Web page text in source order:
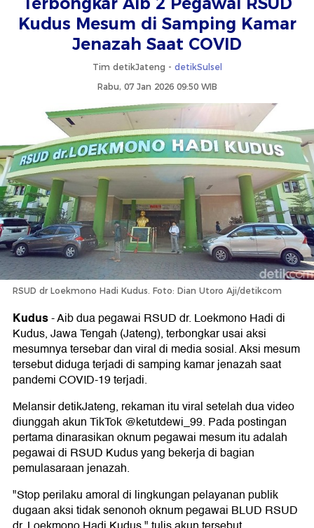
Kudus Mesum di Samping Kamar
Jenazah Saat COVID
Tim detikJateng - detikSulsel
Rabu, 07 Jan 2026 09:50 WIB
RSUD dr Loekmono Hadi Kudus. Foto: Dian Utoro Aji/detikcom
Kudus-Aib dua pegawai RSUD dr. Loekmono Hadi di
Kudus, Jawa Tengah (Jateng), terbongkar usai aksi
mesumnya tersebar dan viral di media sosial. Aksi mesum
tersebut diduga terjadi di samping kamar jenazah saat
pandemi COVID-19 terjadi.
Melansir detikJateng, rekaman itu viral setelah dua video
diunggah akun TikTok @ketutdewi_99. Pada postingan
pertama dinarasikan oknum pegawai mesum itu adalah
pegawai di RSUD Kudus yang bekerja di bagian
pemulasaraan jenazah.
"Stop perilaku amoral di lingkungan pelayanan publik
dugaan aksi tidak senonoh oknum pegawai BLUD RSUD